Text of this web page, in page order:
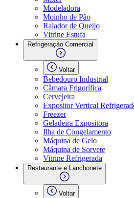
Modeladora
Moinho de Pão
Ralador de Queijo
Vitrine Estufa
Refrigeração Comercial
Voltar
Bebedouro Industrial
Câmara Frigorífica
Cervejeira
Expositor Vertical
Freezer
Geladeira Expositora
Ilha de Congelamento
Máquina de Gelo
Máquina de Sorvete
Vitrine Refrigerada
Restaurante e Lanchonete
Voltar